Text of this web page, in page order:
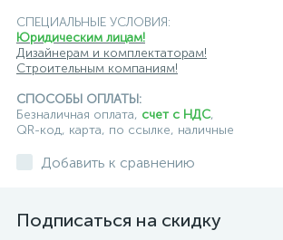
СПЕЦИАЛЬНЫЕ УСЛОВИЯ:
Юридическим лицам!
Дизайнерам и комплектаторам!
Строительным компаниям!
СПОСОБЫ ОПЛАТЫ:
Безналичная оплата, счет с НДС,
QR-код, карта, по ссылке, наличные
Добавить к сравнению
Подписаться на скидку